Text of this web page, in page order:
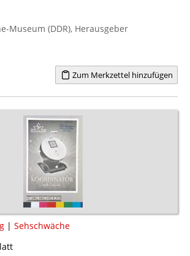
Museum (DDR), Herausgeber
Zum Merkzettel hinzufügen
| Sehschwäche